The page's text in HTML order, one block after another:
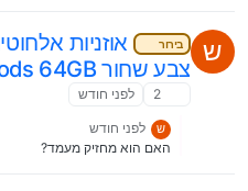
ש בירור
צבע שחור Samvix SmartPods 64GB
2 לפני חודש
ש
לפני חודש
האם הוא מחזיק מעמד?